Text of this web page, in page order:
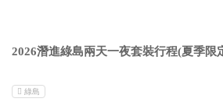
2026潛進綠島兩天一夜套裝行程(夏季限
綠島